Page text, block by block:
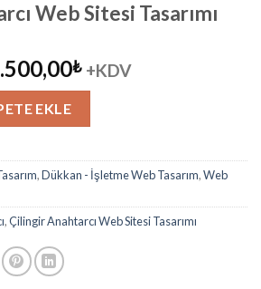
Web Sitesi Tasarımı
₺Şu
andaki
8.500,00₺.
+KDV
EKLE
,Dükkan - İşletme Web Tasarım,Web
,Çilingir Anahtarcı Web Sitesi Tasarımı